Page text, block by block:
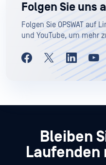
Folgen Sie uns
Folgen Sie OPSWAT auf
und YouTube, um mehr
Bleiben
Laufenden